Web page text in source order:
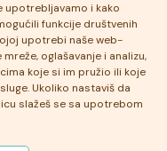
upotrebljavamo i kako
funkcije društvenih
upotrebi naše web-
oglašavanje i analizu,
koje si im pružio ili koje
Ukoliko nastaviš da
slažeš se sa upotrebom